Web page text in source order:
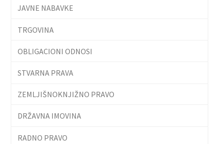
JAVNE NABAVKE
TRGOVINA
OBLIGACIONI ODNOSI
STVARNA PRAVA
ZEMLJIŠNOKNJIŽNO PRAVO
DRŽAVNA IMOVINA
RADNO PRAVO